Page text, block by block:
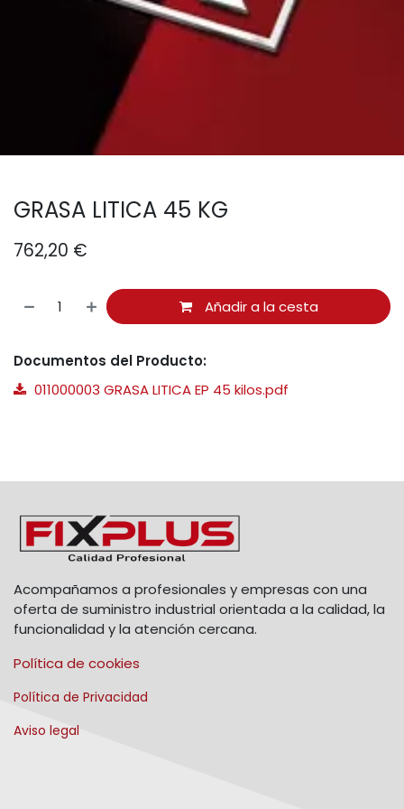
GRASA LITICA 45 KG
762,20 €
Añadir a la cesta
Documentos del Producto:
011000003 GRASA LITICA EP 45 kilos.pdf
Acompañamos a profesionales y empresas con una
oferta de suministro industrial orientada a la calidad, la
funcionalidad y la atención cercana.
Política de cookies
Política de Privacidad
Aviso legal